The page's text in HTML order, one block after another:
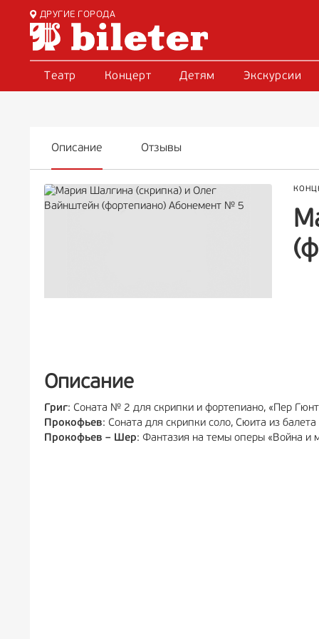
ДРУГИЕ ГОРОДА
Театр Концерт Детям Экскурсии
Описание Отзывы
Описание
Григ: Соната № 2 для скрипки и фортепиано, «Пер
Прокофьев: Соната для скрипки соло, Сюита из
Прокофьев – Шер: Фантазия на темы оперы «Война и